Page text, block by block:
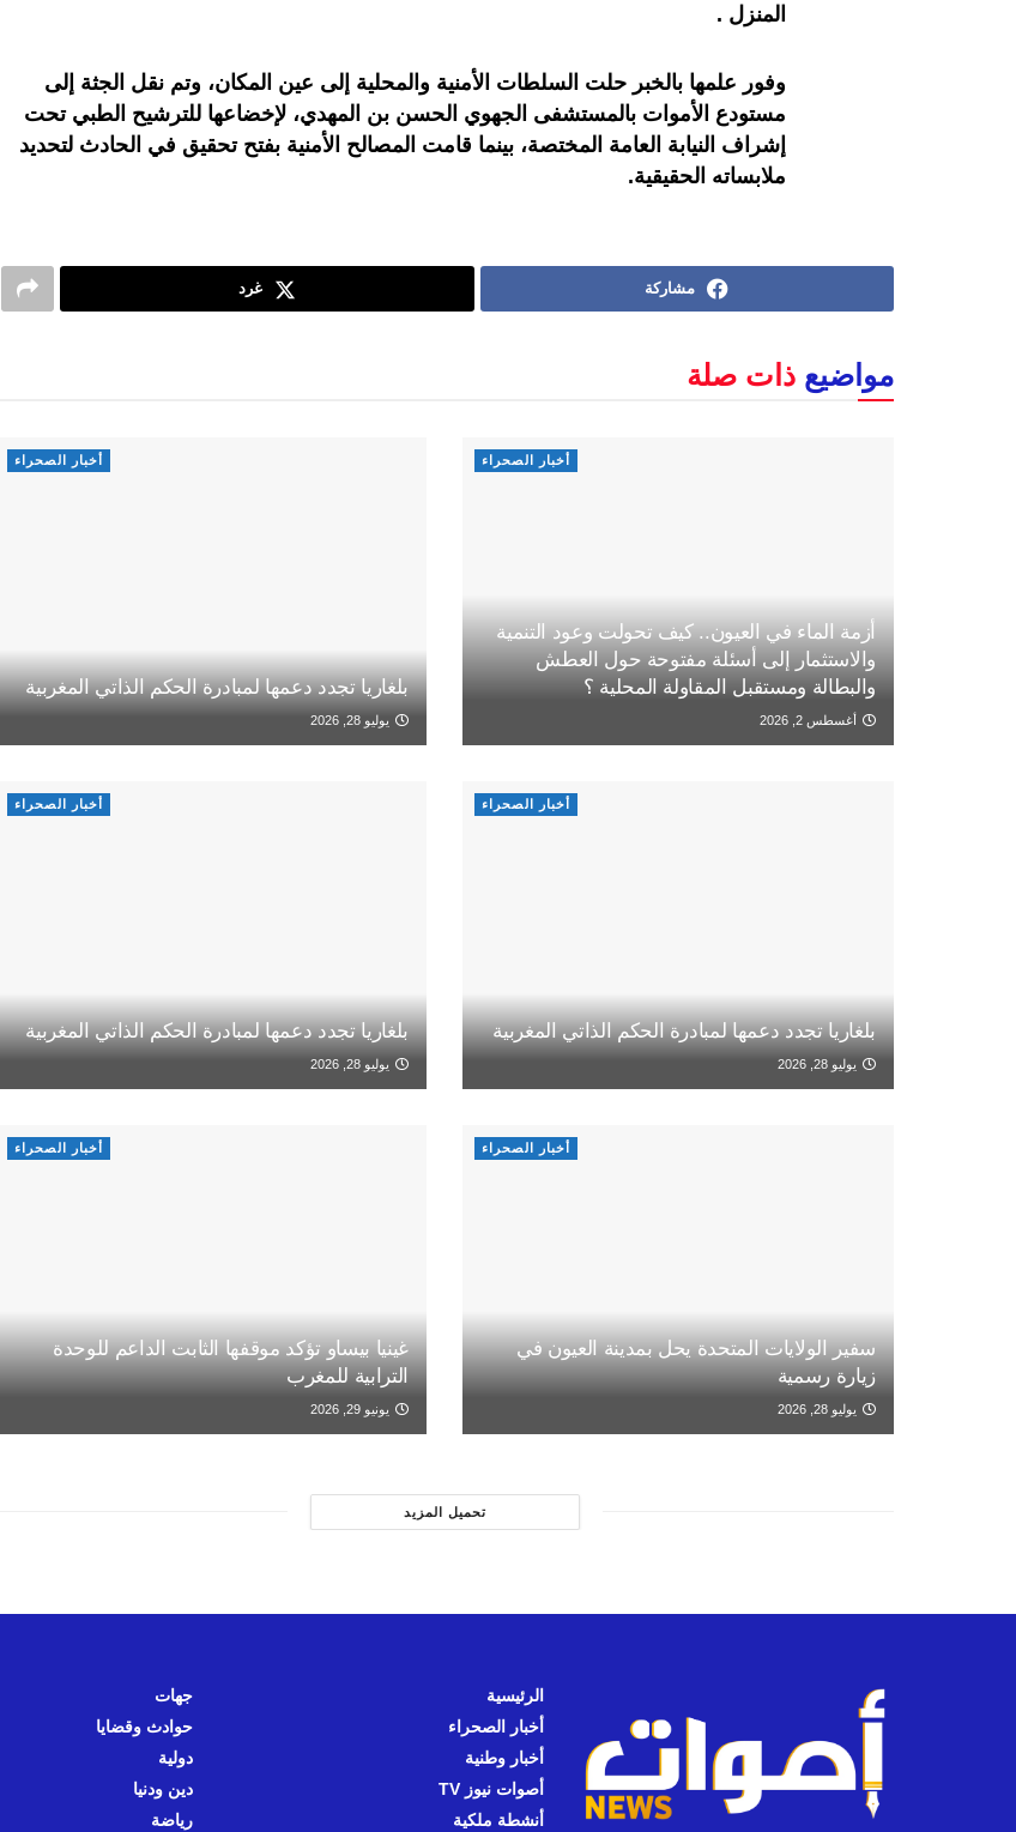
المنزل .
وفور علمها بالخبر حلت السلطات الأمنية والمحلية إلى عين المكان، وتم نقل الجثة إلى
مستودع الأموات بالمستشفى الجهوي الحسن بن المهدي، لإخضاعها للترشيح الطبي تحت
إشراف النيابة العامة المختصة، بينما قامت المصالح الأمنية بفتح تحقيق في الحادث لتحديد
ملابساته الحقيقية.
مشاركة غرد
مواضيع ذات صلة
أخبار الصحراء
أزمة الماء في العيون.. كيف تحولت وعود التنمية
والاستثمار إلى أسئلة مفتوحة حول العطش
والبطالة ومستقبل المقاولة المحلية ؟
أغسطس 2, 2026
أخبار الصحراء
بلغاريا تجدد دعمها لمبادرة الحكم الذاتي المغربية
يوليو 28, 2026
أخبار الصحراء
بلغاريا تجدد دعمها لمبادرة الحكم الذاتي المغربية
يوليو 28, 2026
أخبار الصحراء
بلغاريا تجدد دعمها لمبادرة الحكم الذاتي المغربية
يوليو 28, 2026
أخبار الصحراء
سفير الولايات المتحدة يحل بمدينة العيون في
زيارة رسمية
يوليو 28, 2026
أخبار الصحراء
غينيا بيساو تؤكد موقفها الثابت الداعم للوحدة
الترابية للمغرب
يونيو 29, 2026
تحميل المزيد
الرئيسية
أخبار الصحراء
أخبار وطنية
أصوات نيوز TV
أنشطة ملكية
جهات
حوادث وقضايا
دولية
دين ودنيا
رياضة